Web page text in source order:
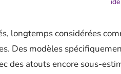
longtemps considérées
Des modèles
des atouts encore sous-